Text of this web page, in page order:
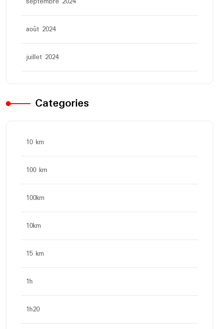
août 2024
juillet 2024
Categories
10 km
100 km
100km
10km
15 km
1h
1h20